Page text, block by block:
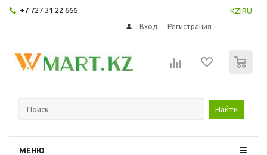
+7 727 31 22 666 KZ RU
Вход Регистрация
Найти
МЕНЮ